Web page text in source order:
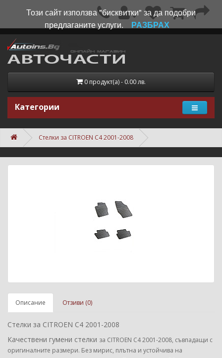
0 продукт(а) - 0.00 лв.
Категории
Стелки за CITROEN C4 2001-2008
Описание Отзиви (0)
Стелки за CITROEN C4 2001-2008
Качествени гумени стелки за CITROEN C4 2001-2008, съвпадащи с
оригиналните размери. Без мирис, плътна и устойчива на
Този сайт използва "бисквитки" за да подобри
предлаганите услуги.
РАЗБРАХ